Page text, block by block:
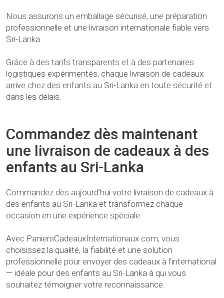
Nous assurons un emballage sécurisé, une préparation
professionnelle et une livraison internationale fiable vers
Sri-Lanka.
Grâce à des tarifs transparents et à des partenaires
logistiques expérimentés, chaque livraison de cadeaux
arrive chez des enfants au Sri-Lanka en toute sécurité et
dans les délais.
Commandez dès maintenant
une livraison de cadeaux à des
enfants au Sri-Lanka
Commandez dès aujourd’hui votre livraison de cadeaux à
des enfants au Sri-Lanka et transformez chaque
occasion en une expérience spéciale.
Avec PaniersCadeauxInternationaux.com, vous
choisissez la qualité, la fiabilité et une solution
professionnelle pour envoyer des cadeaux à l’international
— idéale pour des enfants au Sri-Lanka à qui vous
souhaitez témoigner votre reconnaissance.